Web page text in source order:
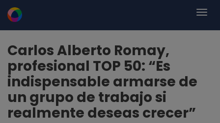
Carlos Alberto Romay,
profesional TOP 50: “Es
indispensable armarse de
un grupo de trabajo si
realmente deseas crecer”